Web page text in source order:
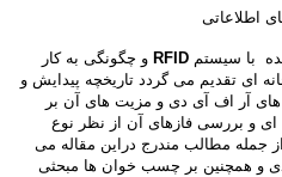
اطلاعاتی
با سیستم RFID و چگونگی به کار
ای تقدیم می گردد تاریخچه پیدایش و
آر اف آی دی و مزیت های آن بر
ای و بررسی فازهای آن از نظر نوع
جمله مطالب مندرج دراین مقاله می
و همچنین بر چسب خوان ها مبحثی